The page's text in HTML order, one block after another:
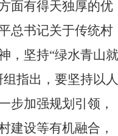
面有得天独厚的优
总书记关于传统村
，坚持“绿水青山就
指出，要坚持以人
步加强规划引领，
建设等有机融合，